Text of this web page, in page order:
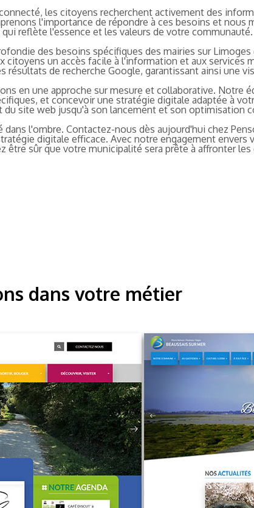
les citoyens recherchent activement des
l'importance de répondre à ces besoins et
reflète l'essence et les valeurs de votre communauté.
des besoins spécifiques des mairies sur
un accès facile à l'information et aux services
résultats de recherche Google, garantissant ainsi une
en une approche sur mesure et collaborative.
et concevoir une stratégie digitale adaptée à
site web jusqu'à son lancement et son optimisation
dans l'ombre. Contactez-nous dès aujourd'hui chez
digitale efficace. Avec notre engagement
être sûr que votre municipalité sera prête à affronter
dans votre métier